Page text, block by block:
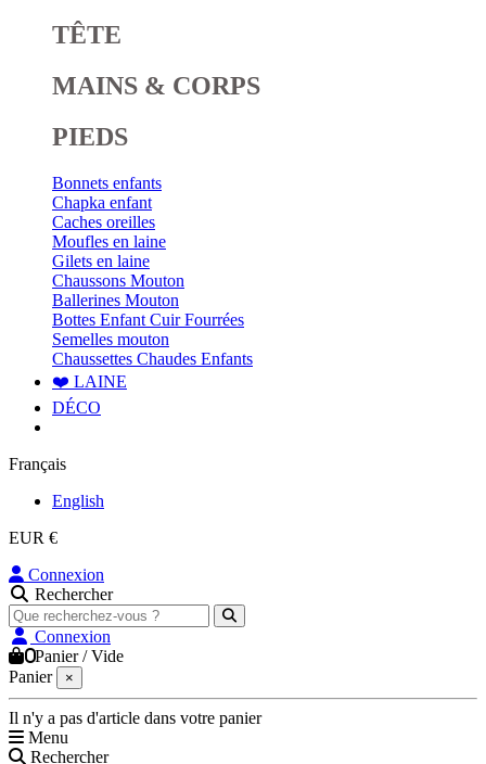
TÊTE
MAINS & CORPS
PIEDS
Bonnets enfants
Chapka enfant
Caches oreilles
Moufles en laine
Gilets en laine
Chaussons Mouton
Ballerines Mouton
Bottes Enfant Cuir Fourrées
Semelles mouton
Chaussettes Chaudes Enfants
❤️ LAINE
DÉCO
Français
English
EUR €
Connexion
Rechercher
Connexion
0Panier /Vide
Panier
×
Il n'y a pas d'article dans votre panier
Menu
Rechercher